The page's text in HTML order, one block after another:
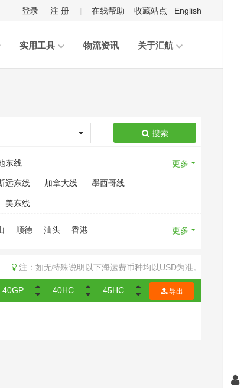
登录 注 册 | English
在线帮助 收藏站点
实用工具 物流资讯 关于汇航
搜索
东线 更多
远东线 加拿大线 墨西哥线
美东线
顺德 汕头 香港 更多
注：如无特殊说明以下海运费币种均以USD为准。
40GP 40HC 45HC 导出